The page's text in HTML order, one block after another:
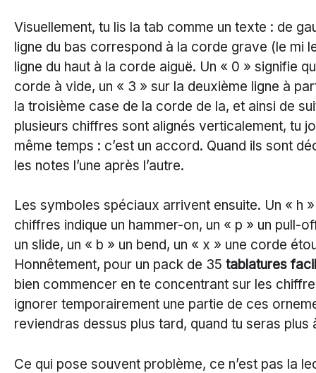
Visuellement, tu lis la tab comme un texte : de
ligne du bas correspond à la corde grave (le mi
ligne du haut à la corde aiguë. Un « 0 » signifie
corde à vide, un « 3 » sur la deuxième ligne à
la troisième case de la corde de la, et ainsi de
plusieurs chiffres sont alignés verticalement, tu
même temps : c’est un accord. Quand ils sont
les notes l’une après l’autre.
Les symboles spéciaux arrivent ensuite. Un « h
chiffres indique un hammer-on, un « p » un pull-
un slide, un « b » un bend, un « x » une corde
Honnêtement, pour un pack de 35 tablatures
bien commencer en te concentrant sur les
ignorer temporairement une partie de ces
reviendras dessus plus tard, quand tu seras plus
Ce qui pose souvent problème, ce n’est pas la